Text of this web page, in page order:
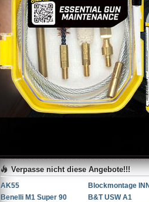
Verpasse nicht diese Angebote!!!
AK55
Benelli M1 Super 90
B&T USW A1